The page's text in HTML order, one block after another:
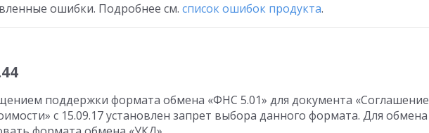
ошибки. Подробнее см. список ошибок продукта.
поддержки формата обмена «ФНС 5.01» для документа «Соглашение
с 15.09.17 установлен запрет выбора данного формата. Для обмена